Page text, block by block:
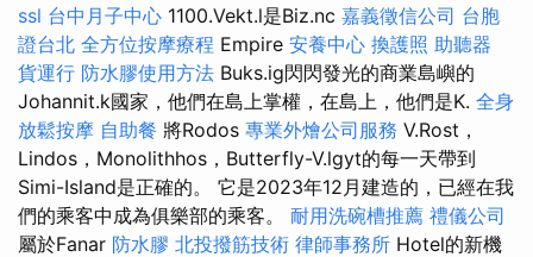
ssl 台中月子中心 1100.Vekt.l是Biz.nc 嘉義徵信公司 台胞
證台北 全方位按摩療程 Empire 安養中心 換護照 助聽器
貨運行 防水膠使用方法 Buks.ig閃閃發光的商業島嶼的
Johannit.k國家，他們在島上掌權，在島上，他們是K. 全身
放鬆按摩 自助餐 將Rodos 專業外燴公司服務 V.Rost，
Lindos，Monolithhos，Butterfly-V.lgyt的每一天帶到
Simi-Island是正確的。 它是2023年12月建造的，已經在我
們的乘客中成為俱樂部的乘客。 耐用洗碗槽推薦 禮儀公司
屬於Fanar 防水膠 北投撥筋技術 律師事務所 Hotel的新機